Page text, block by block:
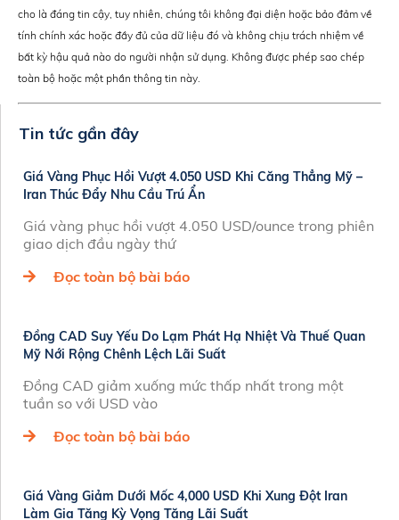
cho là đáng tin cậy, tuy nhiên, chúng tôi không đại diện hoặc bảo đảm về
tính chính xác hoặc đầy đủ của dữ liệu đó và không chịu trách nhiệm về
bất kỳ hậu quả nào do người nhận sử dụng. Không được phép sao chép
toàn bộ hoặc một phần thông tin này.
Tin tức gần đây
Giá Vàng Phục Hồi Vượt 4.050 USD Khi Căng Thẳng Mỹ –
Iran Thúc Đẩy Nhu Cầu Trú Ẩn
Giá vàng phục hồi vượt 4.050 USD/ounce trong phiên
giao dịch đầu ngày thứ
Đọc toàn bộ bài báo
Đồng CAD Suy Yếu Do Lạm Phát Hạ Nhiệt Và Thuế Quan
Mỹ Nới Rộng Chênh Lệch Lãi Suất
Đồng CAD giảm xuống mức thấp nhất trong một
tuần so với USD vào
Đọc toàn bộ bài báo
Giá Vàng Giảm Dưới Mốc 4,000 USD Khi Xung Đột Iran
Làm Gia Tăng Kỳ Vọng Tăng Lãi Suất